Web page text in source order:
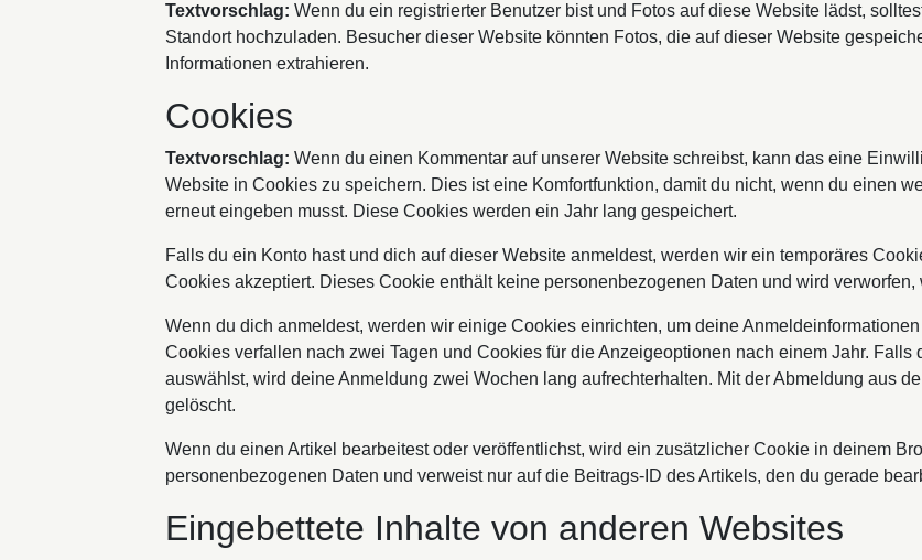
Textvorschlag: Wenn du ein registrierter Benutzer bist und Fotos auf diese Website lädst,
Standort hochzuladen. Besucher dieser Website könnten Fotos, die auf dieser Website
Informationen extrahieren.
Cookies
Textvorschlag: Wenn du einen Kommentar auf unserer Website schreibst, kann das eine
Website in Cookies zu speichern. Dies ist eine Komfortfunktion, damit du nicht, wenn du einen
erneut eingeben musst. Diese Cookies werden ein Jahr lang gespeichert.
Falls du ein Konto hast und dich auf dieser Website anmeldest, werden wir ein temporäres
Cookies akzeptiert. Dieses Cookie enthält keine personenbezogenen Daten und wird
Wenn du dich anmeldest, werden wir einige Cookies einrichten, um deine
Cookies verfallen nach zwei Tagen und Cookies für die Anzeigeoptionen nach einem Jahr. Falls
auswählst, wird deine Anmeldung zwei Wochen lang aufrechterhalten. Mit der Abmeldung aus
gelöscht.
Wenn du einen Artikel bearbeitest oder veröffentlichst, wird ein zusätzlicher Cookie in deinem
personenbezogenen Daten und verweist nur auf die Beitrags-ID des Artikels, den du gerade
Eingebettete Inhalte von anderen Websites